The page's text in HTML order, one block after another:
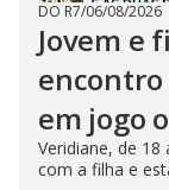
DO R7/06/08/2026
Jovem e
encontro
em jogo
Veridiane, de
com a filha e